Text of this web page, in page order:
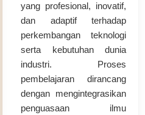
yang profesional, inovatif,
dan adaptif terhadap
perkembangan teknologi
serta kebutuhan dunia
industri. Proses
pembelajaran dirancang
dengan mengintegrasikan
penguasaan ilmu